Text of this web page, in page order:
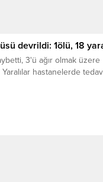
devrildi: 1ölü, 18
3'ü ağır olmak üzere
hastanelerde